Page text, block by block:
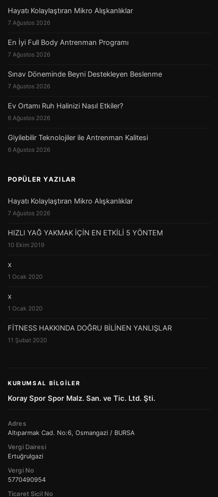
Hayatı Kolaylaştıran Mikro Alışkanlıklar
7 Ağustos 2026
En İyi Full Body Antrenman Programı
7 Ağustos 2026
Sınav Döneminde Beyni Destekleyen Beslenme
7 Ağustos 2026
Ev Ortamı Ruh Halinizi Nasıl Etkiler?
6 Ağustos 2026
Giyilebilir Teknolojiler ile Antrenman Kalitesi
6 Ağustos 2026
POPÜLER YAZILAR
Hayatı Kolaylaştıran Mikro Alışkanlıklar
7 Ağustos 2026
HIZLI YAĞ YAKMAK İÇİN EN ETKİLİ 5 YÖNTEM
10 Ekim 2019
x
1 Ocak 2020
x
1 Ocak 2020
FİTNESS HAKKINDA DOĞRU BİLİNEN YANLIŞLAR
11 Şubat 2020
KURUMSAL BILGILER
Koray Spor Spor Malz. San. ve Tic. Ltd. Şti.
Adres
Altıparmak Cad. No:6, Osmangazi / BURSA
Vergi Dairesi
Ertuğrulgazi
Vergi No
5770490954
Ticaret Sicil No